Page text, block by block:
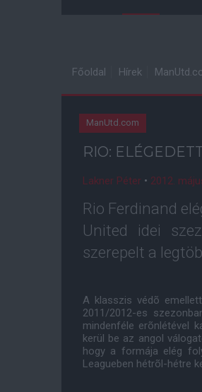
Főoldal Hírek
ManUtd.com
RIO:
Lakner Péter • 2012.
Rio Ferdinand
United idei
szerepelt a
A klasszis védõ
2011/2012-es
mindenféle erõnlétével
kerül be az angol
hogy a formája elég
Leagueben hétrõl-hétre